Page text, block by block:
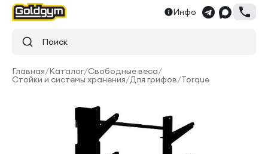
Инфо
Поиск
Главная/Каталог/Свободные веса/
Стойки и системы хранения/Для грифов/Torque